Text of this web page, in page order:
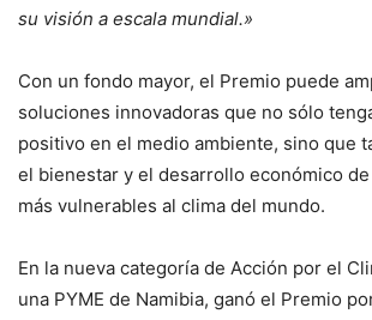
su visión a escala mundial.»
Con un fondo mayor, el Premio puede
soluciones innovadoras que no sólo
positivo en el medio ambiente, sino que
el bienestar y el desarrollo económico
más vulnerables al clima del mundo.
En la nueva categoría de Acción por el
una PYME de Namibia, ganó el Premio